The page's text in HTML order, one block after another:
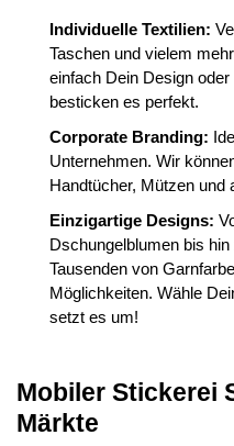
Individuelle Textilien:
Taschen und vielem
einfach Dein Design
besticken es perfekt.
Corporate Branding:
Unternehmen. Wir
Handtücher, Mützen und
Einzigartige Designs:
Dschungelblumen bis
Tausenden von
Möglichkeiten. Wähle
setzt es um!
Mobiler Stickerei
Märkte